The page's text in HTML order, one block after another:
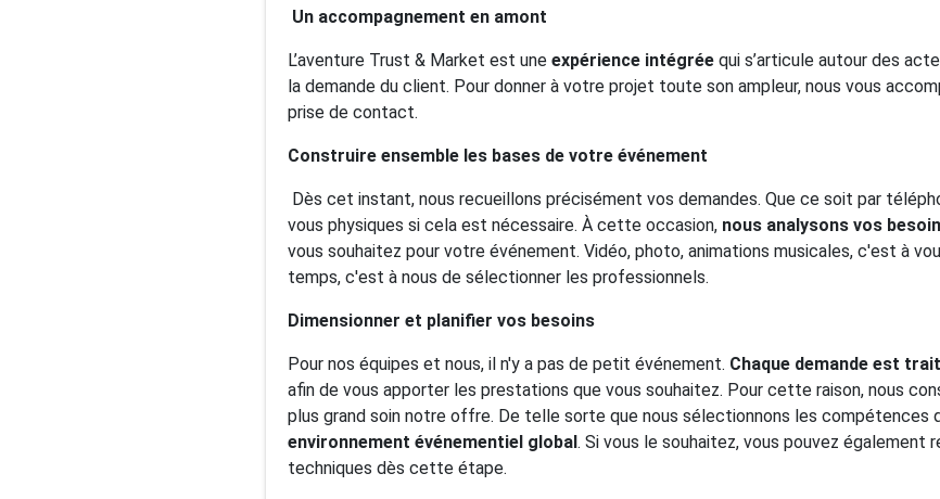
Un accompagnement en amont
L’aventure Trust & Market est une expérience intégrée qui s’articule autour des
la demande du client. Pour donner à votre projet toute son ampleur, nous vous
prise de contact.
Construire ensemble les bases de votre événement
Dès cet instant, nous recueillons précisément vos demandes. Que ce soit par
vous physiques si cela est nécessaire. À cette occasion, nous analysons vos
vous souhaitez pour votre événement. Vidéo, photo, animations musicales, c'est à
temps, c'est à nous de sélectionner les professionnels.
Dimensionner et planifier vos besoins
Pour nos équipes et nous, il n'y a pas de petit événement. Chaque demande est
afin de vous apporter les prestations que vous souhaitez. Pour cette raison, nous
plus grand soin notre offre. De telle sorte que nous sélectionnons les compétences
environnement événementiel global. Si vous le souhaitez, vous pouvez également
techniques dès cette étape.